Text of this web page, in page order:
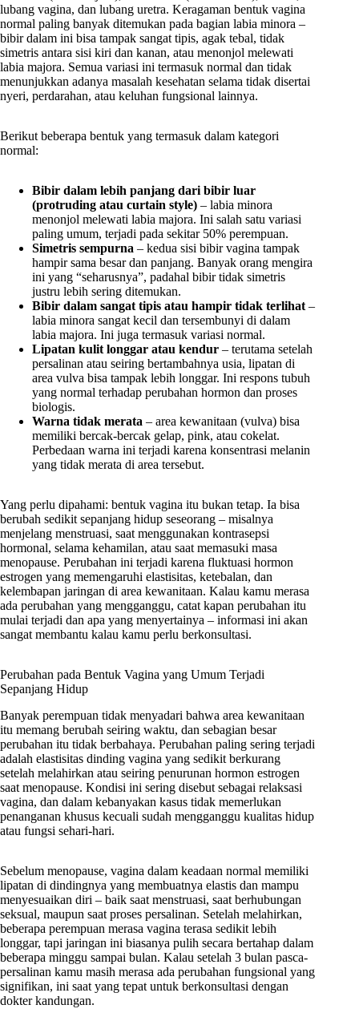
lubang vagina, dan lubang uretra. Keragaman bentuk vagina
normal paling banyak ditemukan pada bagian labia minora –
bibir dalam ini bisa tampak sangat tipis, agak tebal, tidak
simetris antara sisi kiri dan kanan, atau menonjol melewati
labia majora. Semua variasi ini termasuk normal dan tidak
menunjukkan adanya masalah kesehatan selama tidak disertai
nyeri, perdarahan, atau keluhan fungsional lainnya.
Berikut beberapa bentuk yang termasuk dalam kategori
normal:
Bibir dalam lebih panjang dari bibir luar
(protruding atau curtain style) – labia minora
menonjol melewati labia majora. Ini salah satu variasi
paling umum, terjadi pada sekitar 50% perempuan.
Simetris sempurna – kedua sisi bibir vagina tampak
hampir sama besar dan panjang. Banyak orang mengira
ini yang “seharusnya”, padahal bibir tidak simetris
justru lebih sering ditemukan.
Bibir dalam sangat tipis atau hampir tidak terlihat –
labia minora sangat kecil dan tersembunyi di dalam
labia majora. Ini juga termasuk variasi normal.
Lipatan kulit longgar atau kendur – terutama setelah
persalinan atau seiring bertambahnya usia, lipatan di
area vulva bisa tampak lebih longgar. Ini respons tubuh
yang normal terhadap perubahan hormon dan proses
biologis.
Warna tidak merata – area kewanitaan (vulva) bisa
memiliki bercak-bercak gelap, pink, atau cokelat.
Perbedaan warna ini terjadi karena konsentrasi melanin
yang tidak merata di area tersebut.
Yang perlu dipahami: bentuk vagina itu bukan tetap. Ia bisa
berubah sedikit sepanjang hidup seseorang – misalnya
menjelang menstruasi, saat menggunakan kontrasepsi
hormonal, selama kehamilan, atau saat memasuki masa
menopause. Perubahan ini terjadi karena fluktuasi hormon
estrogen yang memengaruhi elastisitas, ketebalan, dan
kelembapan jaringan di area kewanitaan. Kalau kamu merasa
ada perubahan yang mengganggu, catat kapan perubahan itu
mulai terjadi dan apa yang menyertainya – informasi ini akan
sangat membantu kalau kamu perlu berkonsultasi.
Perubahan pada Bentuk Vagina yang Umum Terjadi
Sepanjang Hidup
Banyak perempuan tidak menyadari bahwa area kewanitaan
itu memang berubah seiring waktu, dan sebagian besar
perubahan itu tidak berbahaya. Perubahan paling sering terjadi
adalah elastisitas dinding vagina yang sedikit berkurang
setelah melahirkan atau seiring penurunan hormon estrogen
saat menopause. Kondisi ini sering disebut sebagai relaksasi
vagina, dan dalam kebanyakan kasus tidak memerlukan
penanganan khusus kecuali sudah mengganggu kualitas hidup
atau fungsi sehari-hari.
Sebelum menopause, vagina dalam keadaan normal memiliki
lipatan di dindingnya yang membuatnya elastis dan mampu
menyesuaikan diri – baik saat menstruasi, saat berhubungan
seksual, maupun saat proses persalinan. Setelah melahirkan,
beberapa perempuan merasa vagina terasa sedikit lebih
longgar, tapi jaringan ini biasanya pulih secara bertahap dalam
beberapa minggu sampai bulan. Kalau setelah 3 bulan pasca-
persalinan kamu masih merasa ada perubahan fungsional yang
signifikan, ini saat yang tepat untuk berkonsultasi dengan
dokter kandungan.